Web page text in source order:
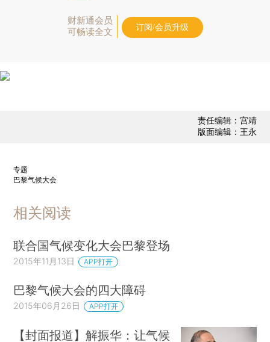
财新通会员
可畅读全文
订阅/会员升级
责任编辑：宫靖
版面编辑：王永
专题
巴黎气候大会
相关阅读
联合国气候变化大会巴黎登场
2015年11月13日 APP打开
巴黎气候大会的四大障碍
2015年06月26日 APP打开
【封面报道】解振华：让气候